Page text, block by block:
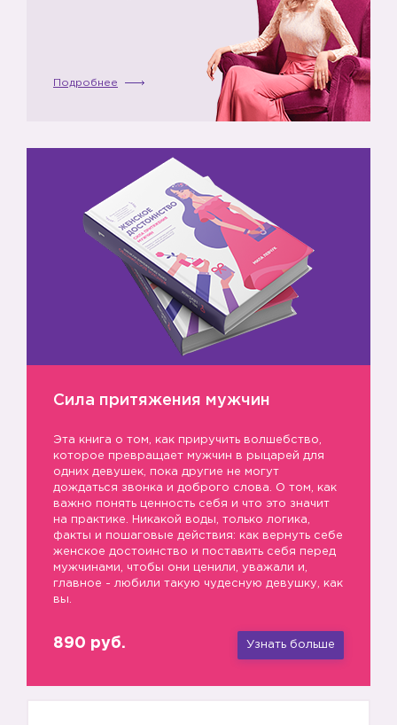
Подробнее
Сила притяжения мужчин
Эта книга о том, как приручить волшебство,
которое превращает мужчин в рыцарей для
одних девушек, пока другие не могут
дождаться звонка и доброго слова. О том, как
важно понять ценность себя и что это значит
на практике. Никакой воды, только логика,
факты и пошаговые действия: как вернуть себе
женское достоинство и поставить себя перед
мужчинами, чтобы они ценили, уважали и,
главное - любили такую чудесную девушку, как
вы.
890 руб. Узнать больше